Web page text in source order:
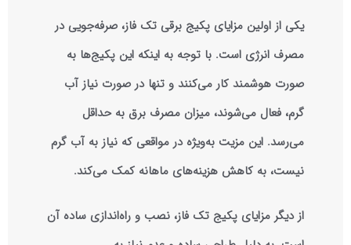
یکی از اولین مزایای پکیج برقی تک فاز، صرفه‌جویی در
مصرف انرژی است. با توجه به اینکه این پکیج‌ها به
صورت هوشمند کار می‌کنند و تنها در صورت نیاز آب
گرم، فعال می‌شوند، میزان مصرف برق به حداقل
می‌رسد. این مزیت به‌ویژه در مواقعی که نیاز به آب گرم
نیست، به کاهش هزینه‌های ماهانه کمک می‌کند.
از دیگر مزایای پکیج تک فاز، نصب و راه‌اندازی ساده آن